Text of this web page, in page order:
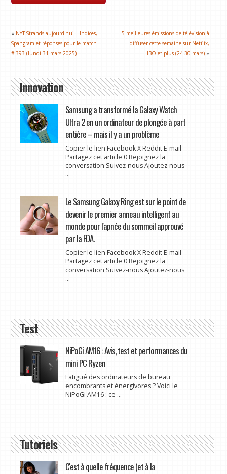
« NYT Strands aujourd'hui – Indices,
Spangram et réponses pour le match
# 393 (lundi 31 mars 2025)
5 meilleures émissions de télévision à
diffuser cette semaine sur Netflix,
HBO et plus (24-30 mars) »
Innovation
Samsung a transformé la Galaxy Watch
Ultra 2 en un ordinateur de plongée à part
entière – mais il y a un problème
Copier le lien Facebook X Reddit E-mail
Partagez cet article 0 Rejoignez la
conversation Suivez-nous Ajoutez-nous
...
Le Samsung Galaxy Ring est sur le point de
devenir le premier anneau intelligent au
monde pour l'apnée du sommeil approuvé
par la FDA.
Copier le lien Facebook X Reddit E-mail
Partagez cet article 0 Rejoignez la
conversation Suivez-nous Ajoutez-nous
...
Test
NiPoGi AM16 : Avis, test et performances du
mini PC Ryzen
Fatigué des ordinateurs de bureau
encombrants et énergivores ? Voici le
NiPoGi AM16 : ce ...
Tutoriels
C'est à quelle fréquence (et à la